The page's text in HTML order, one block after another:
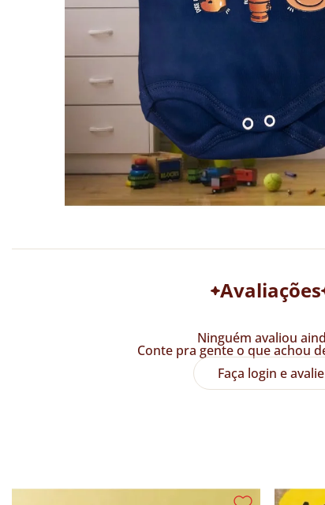
Avaliações
Ninguém avaliou
Conte pra gente o que achou
Faça login e avalie